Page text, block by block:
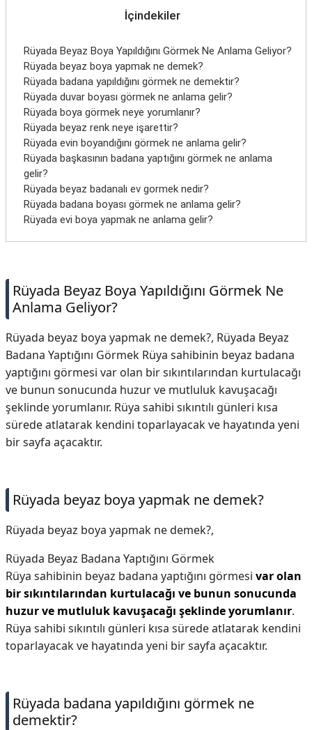
İçindekiler
Rüyada Beyaz Boya Yapıldığını Görmek Ne Anlama Geliyor?
Rüyada beyaz boya yapmak ne demek?
Rüyada badana yapıldığını görmek ne demektir?
Rüyada duvar boyası görmek ne anlama gelir?
Rüyada boya görmek neye yorumlanır?
Rüyada beyaz renk neye işarettir?
Rüyada evin boyandığını görmek ne anlama gelir?
Rüyada başkasının badana yaptığını görmek ne anlama
gelir?
Rüyada beyaz badanalı ev gormek nedir?
Rüyada badana boyası görmek ne anlama gelir?
Rüyada evi boya yapmak ne anlama gelir?
Rüyada Beyaz Boya Yapıldığını Görmek Ne
Anlama Geliyor?
Rüyada beyaz boya yapmak ne demek?, Rüyada Beyaz
Badana Yaptığını Görmek Rüya sahibinin beyaz badana
yaptığını görmesi var olan bir sıkıntılarından kurtulacağı
ve bunun sonucunda huzur ve mutluluk kavuşacağı
şeklinde yorumlanır. Rüya sahibi sıkıntılı günleri kısa
sürede atlatarak kendini toparlayacak ve hayatında yeni
bir sayfa açacaktır.
Rüyada beyaz boya yapmak ne demek?
Rüyada beyaz boya yapmak ne demek?,
Rüyada Beyaz Badana Yaptığını Görmek
Rüya sahibinin beyaz badana yaptığını görmesi var olan
bir sıkıntılarından kurtulacağı ve bunun sonucunda
huzur ve mutluluk kavuşacağı şeklinde yorumlanır.
Rüya sahibi sıkıntılı günleri kısa sürede atlatarak kendini
toparlayacak ve hayatında yeni bir sayfa açacaktır.
Rüyada badana yapıldığını görmek ne
demektir?